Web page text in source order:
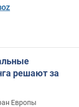
решают за
Европы